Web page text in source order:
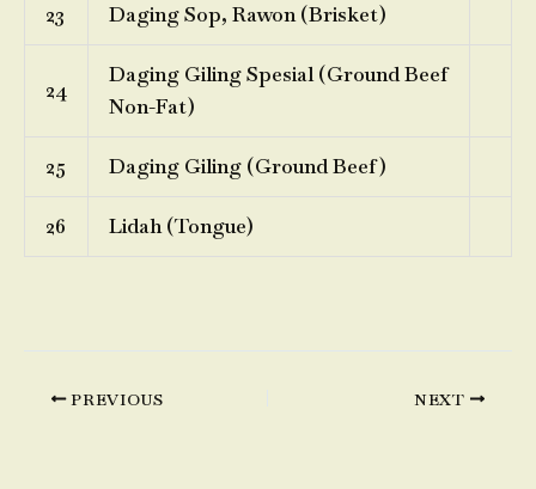
23 Daging Sop, Rawon (Brisket)
24
Daging Giling Spesial (Ground Beef
Non-Fat)
25 Daging Giling (Ground Beef)
26 Lidah (Tongue)
PREVIOUS NEXT